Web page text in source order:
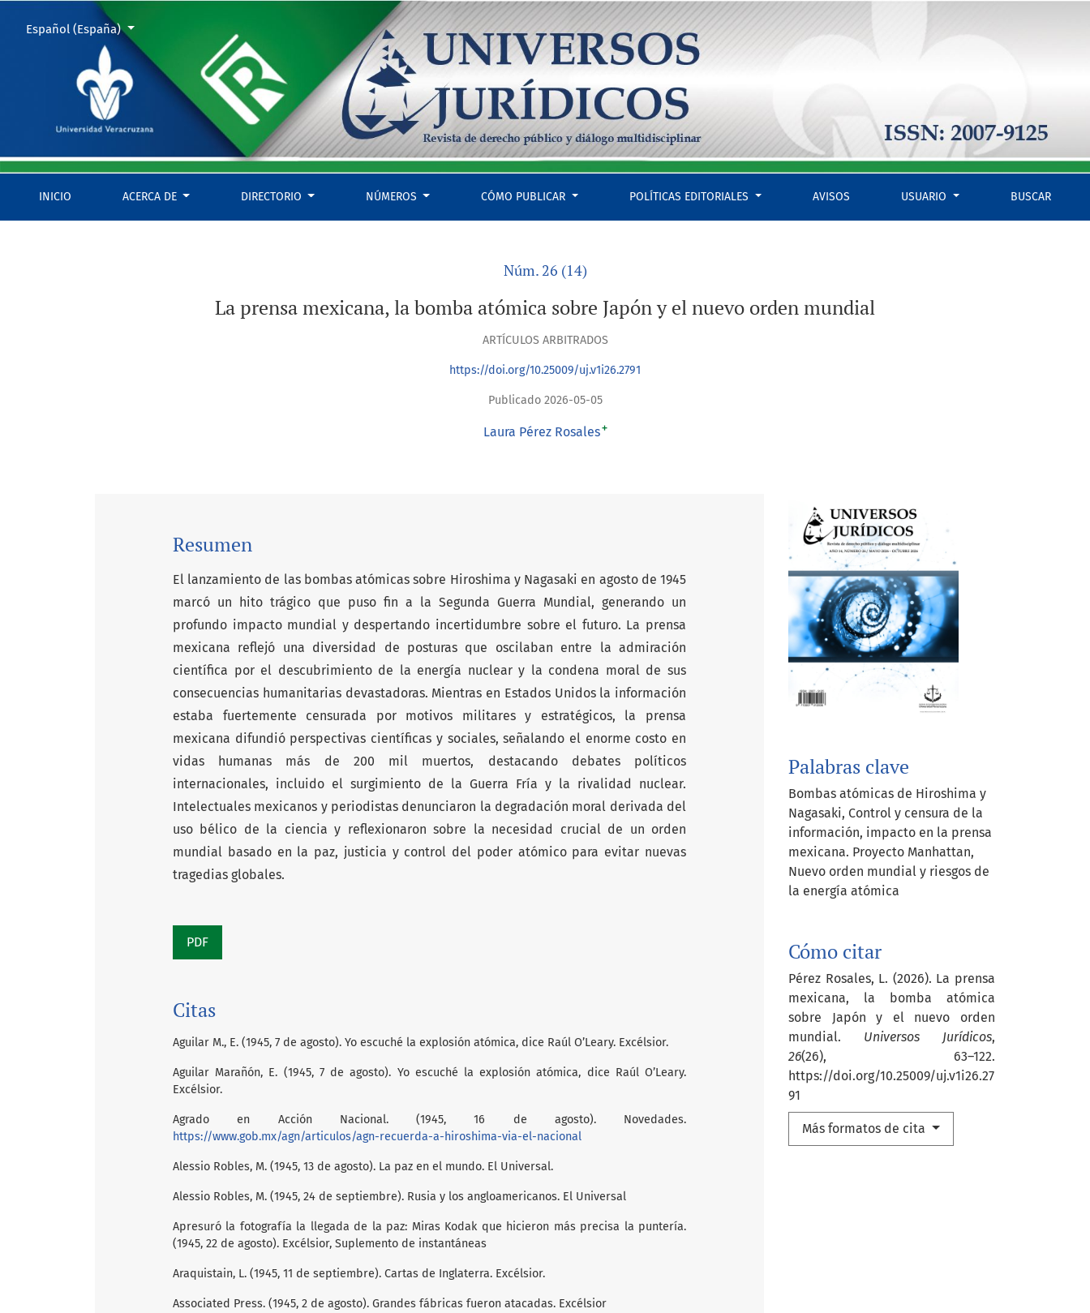
La prensa mexicana, la bomba atómica sobre Japón y el nuevo orden mundial
INICIO ACERCA DE DIRECTORIO NÚMEROS CÓMO PUBLICAR POLÍTICAS EDITORIALES AVISOS USUARIO BUSCAR
Cambiar el idioma. El actual es:
Español (España)
Núm. 26 (14)
La prensa mexicana, la bomba atómica sobre Japón y el nuevo orden mundial
ARTÍCULOS ARBITRADOS
https://doi.org/10.25009/uj.v1i26.2791
Publicado 2026-05-05
Laura Pérez Rosales+
Palabras clave
Bombas atómicas de Hiroshima y
Nagasaki, Control y censura de la
información, impacto en la prensa
mexicana. Proyecto Manhattan,
Nuevo orden mundial y riesgos de
la energía atómica
Cómo citar
Pérez Rosales, L. (2026). La prensa
mexicana, la bomba atómica
sobre Japón y el nuevo orden
mundial. Universos Jurídicos,
26(26), 63–122.
https://doi.org/10.25009/uj.v1i26.27
91
Más formatos de cita
Resumen
El lanzamiento de las bombas atómicas sobre Hiroshima y Nagasaki en agosto de 1945
marcó un hito trágico que puso fin a la Segunda Guerra Mundial, generando un
profundo impacto mundial y despertando incertidumbre sobre el futuro. La prensa
mexicana reflejó una diversidad de posturas que oscilaban entre la admiración
científica por el descubrimiento de la energía nuclear y la condena moral de sus
consecuencias humanitarias devastadoras. Mientras en Estados Unidos la información
estaba fuertemente censurada por motivos militares y estratégicos, la prensa
mexicana difundió perspectivas científicas y sociales, señalando el enorme costo en
vidas humanas más de 200 mil muertos, destacando debates políticos
internacionales, incluido el surgimiento de la Guerra Fría y la rivalidad nuclear.
Intelectuales mexicanos y periodistas denunciaron la degradación moral derivada del
uso bélico de la ciencia y reflexionaron sobre la necesidad crucial de un orden
mundial basado en la paz, justicia y control del poder atómico para evitar nuevas
tragedias globales.
PDF
Citas
Aguilar M., E. (1945, 7 de agosto). Yo escuché la explosión atómica, dice Raúl O’Leary. Excélsior.
Aguilar Marañón, E. (1945, 7 de agosto). Yo escuché la explosión atómica, dice Raúl O’Leary.
Excélsior.
Agrado en Acción Nacional. (1945, 16 de agosto). Novedades.
https://www.gob.mx/agn/articulos/agn-recuerda-a-hiroshima-via-el-nacional
Alessio Robles, M. (1945, 13 de agosto). La paz en el mundo. El Universal.
Alessio Robles, M. (1945, 24 de septiembre). Rusia y los angloamericanos. El Universal
Apresuró la fotografía la llegada de la paz: Miras Kodak que hicieron más precisa la puntería.
(1945, 22 de agosto). Excélsior, Suplemento de instantáneas
Araquistain, L. (1945, 11 de septiembre). Cartas de Inglaterra. Excélsior.
Associated Press. (1945, 2 de agosto). Grandes fábricas fueron atacadas. Excélsior